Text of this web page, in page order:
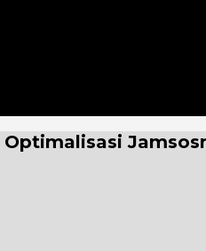
Optimalisasi